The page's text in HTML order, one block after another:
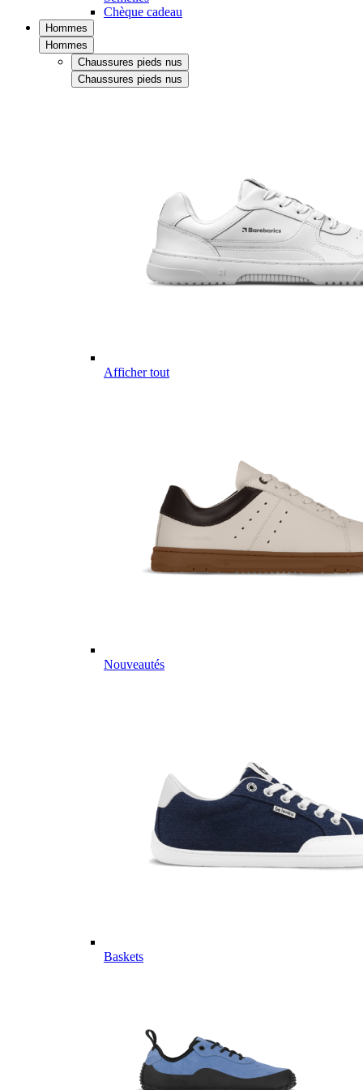
Chèque cadeau
Hommes
Hommes
Chaussures pieds nus
Chaussures pieds nus
Afficher tout
Nouveautés
Baskets